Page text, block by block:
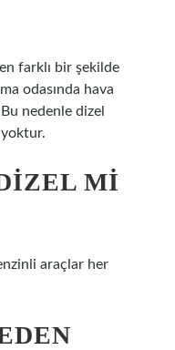
farklı bir şekilde
odasında hava
nedenle dizel
MI
araçlar her